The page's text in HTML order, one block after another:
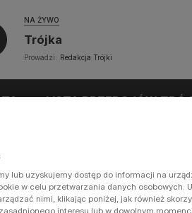
NA ŻYWO
Trójka
Prowadzi: Redakcja Trójki
LISTA PRZEBOJÓW
lub uzyskujemy dostęp do informacji na
w celu przetwarzania danych osobowych.
nimi, klikając poniżej, jak również